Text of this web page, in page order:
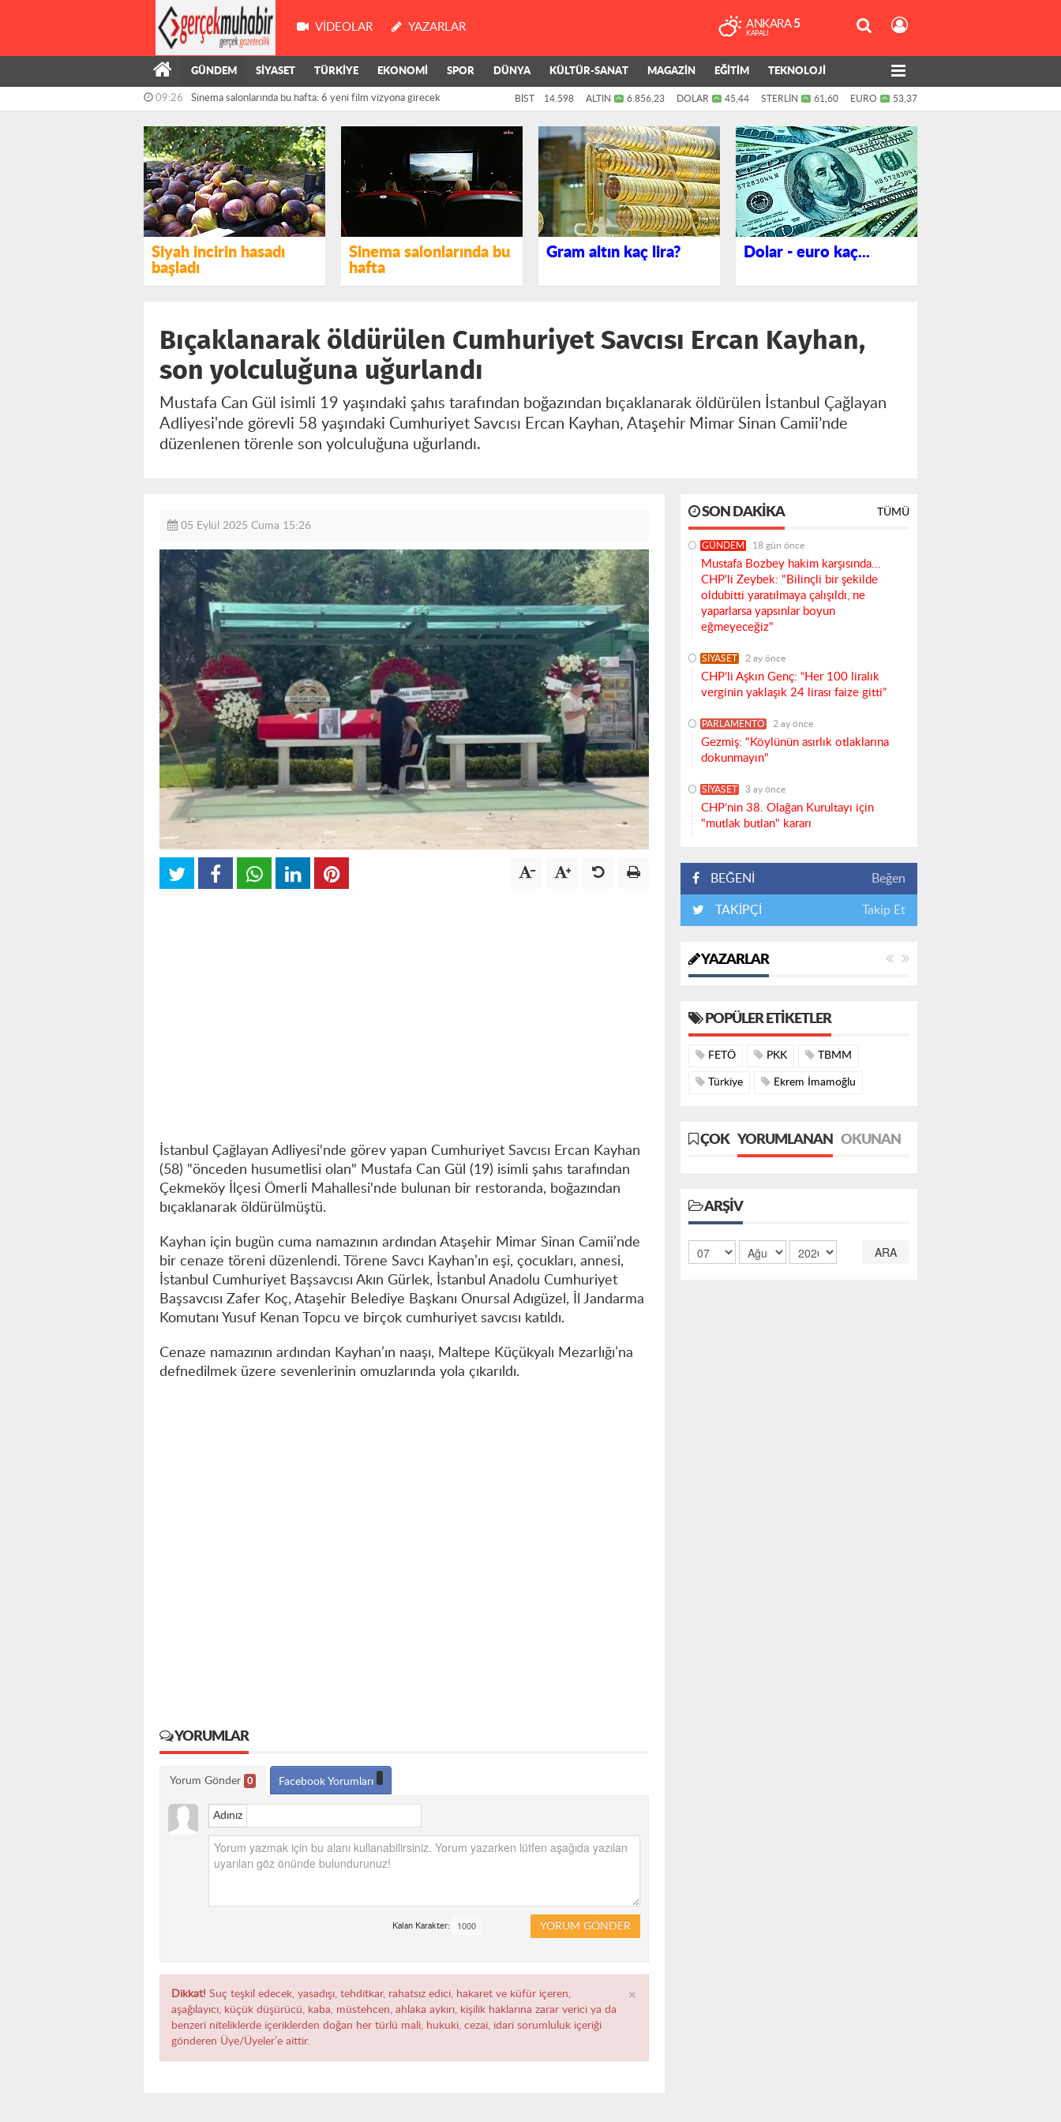
VIDEOLAR YAZARLAR ANKARA 5
KAPALI
GÜNDEM SİYASET TÜRKİYE EKONOMİ SPOR DÜNYA KÜLTÜR-SANAT MAGAZİN EĞİTİM TEKNOLOJİ
09:26 Sinema salonlarında bu hafta: 6 yeni film vizyona girecek BİST 14.598 ALTIN 6.856,23 DOLAR 45,44 STERLİN 61,60 EURO 53,37
Siyah incirin hasadı
başladı
Sinema salonlarında bu
hafta
Gram altın kaç lira? Dolar - euro kaç...
Bıçaklanarak öldürülen Cumhuriyet Savcısı Ercan Kayhan,
son yolculuğuna uğurlandı
Mustafa Can Gül isimli 19 yaşındaki şahıs tarafından boğazından bıçaklanarak öldürülen İstanbul Çağlayan
Adliyesi'nde görevli 58 yaşındaki Cumhuriyet Savcısı Ercan Kayhan, Ataşehir Mimar Sinan Camii’nde
düzenlenen törenle son yolculuğuna uğurlandı.
05 Eylül 2025 Cuma 15:26
İstanbul Çağlayan Adliyesi'nde görev yapan Cumhuriyet Savcısı Ercan Kayhan
(58) "önceden husumetlisi olan" Mustafa Can Gül (19) isimli şahıs tarafından
Çekmeköy İlçesi Ömerli Mahallesi'nde bulunan bir restoranda, boğazından
bıçaklanarak öldürülmüştü.
Kayhan için bugün cuma namazının ardından Ataşehir Mimar Sinan Camii’nde
bir cenaze töreni düzenlendi. Törene Savcı Kayhan’ın eşi, çocukları, annesi,
İstanbul Cumhuriyet Başsavcısı Akın Gürlek, İstanbul Anadolu Cumhuriyet
Başsavcısı Zafer Koç, Ataşehir Belediye Başkanı Onursal Adıgüzel, İl Jandarma
Komutanı Yusuf Kenan Topcu ve birçok cumhuriyet savcısı katıldı.
Cenaze namazının ardından Kayhan’ın naaşı, Maltepe Küçükyalı Mezarlığı’na
defnedilmek üzere sevenlerinin omuzlarında yola çıkarıldı.
YORUMLAR
Yorum Gönder 0 Facebook Yorumları
Adınız
YORUM GÖNDER
Kalan Karakter:
×
Dikkat! Suç teşkil edecek, yasadışı, tehditkar, rahatsız edici, hakaret ve küfür içeren,
aşağılayıcı, küçük düşürücü, kaba, müstehcen, ahlaka aykırı, kişilik haklarına zarar verici ya da
benzeri niteliklerde içeriklerden doğan her türlü mali, hukuki, cezai, idari sorumluluk içeriği
gönderen Üye/Üyeler’e aittir.
SON DAKIKA TÜMÜ
GÜNDEM 18 gün önce
Mustafa Bozbey hakim karşısında...
CHP'li Zeybek: "Bilinçli bir şekilde
oldubitti yaratılmaya çalışıldı, ne
yaparlarsa yapsınlar boyun
eğmeyeceğiz"
SİYASET 2 ay önce
CHP’li Aşkın Genç: “Her 100 liralık
verginin yaklaşık 24 lirası faize gitti”
PARLAMENTO 2 ay önce
Gezmiş: "Köylünün asırlık otlaklarına
dokunmayın"
SİYASET 3 ay önce
CHP’nin 38. Olağan Kurultayı için
"mutlak butlan" kararı
BEĞENİ Beğen
TAKİPÇİ Takip Et
YAZARLAR
POPÜLER ETIKETLER
FETÖ PKK TBMM
Türkiye Ekrem İmamoğlu
ÇOK YORUMLANAN OKUNAN
ARŞIV
ARA